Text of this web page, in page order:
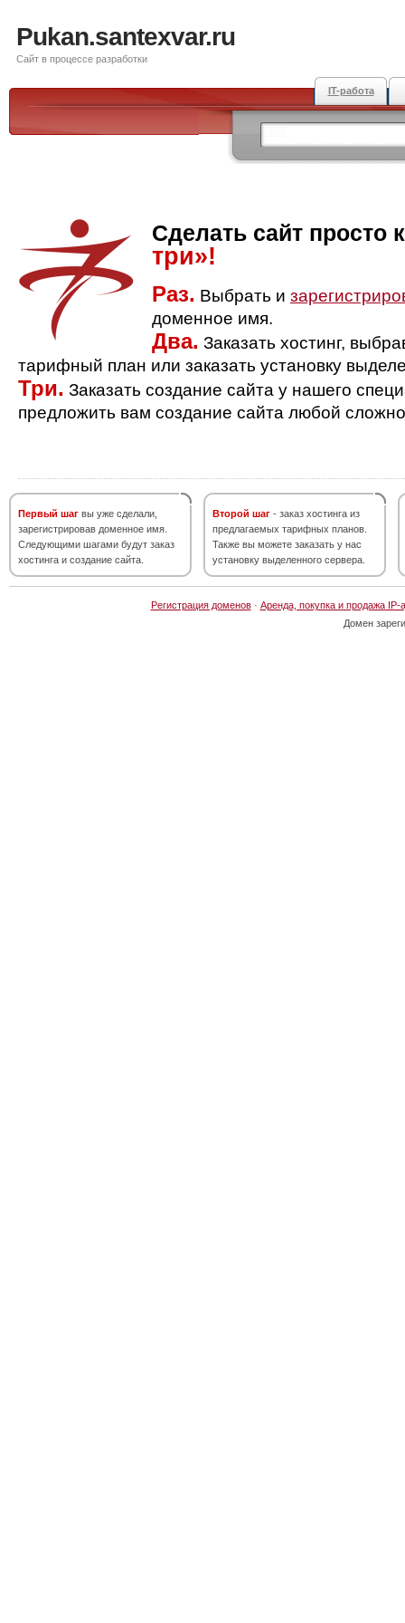
Pukan.santexvar.ru
Сайт в процессе разработки
IT-работа
Сделать сайт просто
три»!
Раз. Выбрать и
доменное имя.
Два. Заказать хостинг,
тарифный план или заказать установку
Три. Заказать создание сайта у нашего
предложить вам создание сайта любой
Первый шаг вы уже сделали,
зарегистрировав доменное имя.
Следующими шагами будут заказ
хостинга и создание сайта.
Второй шаг - заказ хостинга из
предлагаемых тарифных планов.
Также вы можете заказать у нас
установку выделенного сервера.
Регистрация доменов· Аренда, покупка и продажа IP-
Домен